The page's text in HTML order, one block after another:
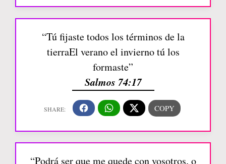
“Tú fijaste todos los términos de la
tierraEl verano el invierno tú los
formaste”
Salmos 74:17
“Podrá ser que me quede con vosotros, o